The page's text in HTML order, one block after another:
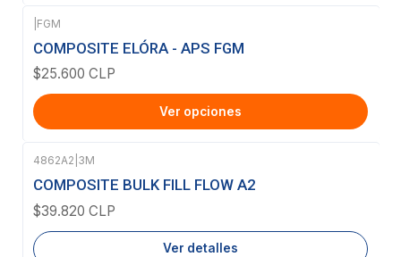
FGM
COMPOSITE ELÓRA - APS FGM
$25.600 CLP
Ver opciones
Agotado
4862A2 3M
COMPOSITE BULK FILL FLOW A2
$39.820 CLP
Ver detalles